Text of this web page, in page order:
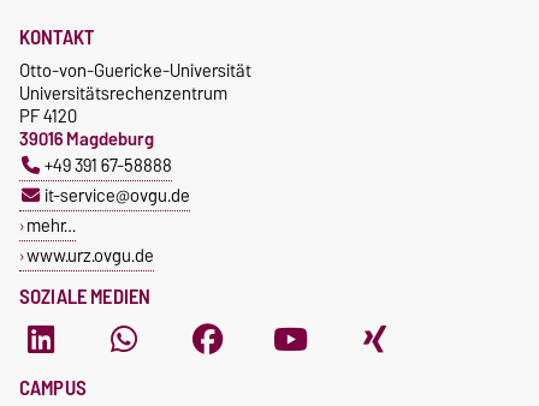
SOZIALE MEDIEN
KONTAKT
Otto-von-Guericke-Universität
Universitätsrechenzentrum
PF 4120
39016 Magdeburg
+49 391 67-58888
it-service@ovgu.de
mehr…
www.urz.ovgu.de
CAMPUS